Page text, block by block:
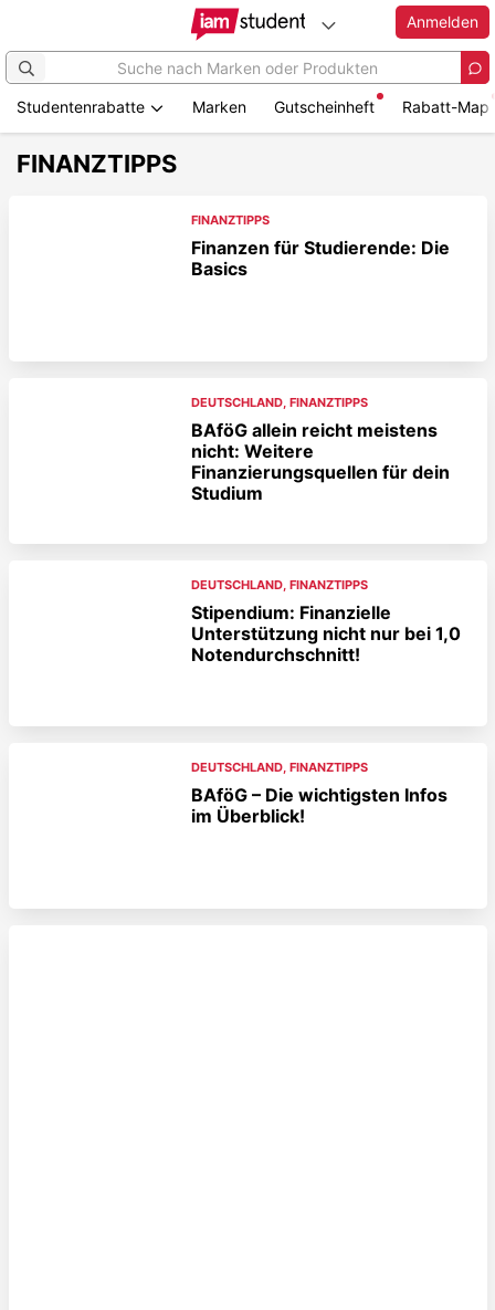
Anmelden
Studentenrabatte Marken Gutscheinheft Rabatt-Map
FINANZTIPPS
FINANZTIPPS
Finanzen für Studierende: Die
Basics
DEUTSCHLAND, FINANZTIPPS
BAföG allein reicht meistens
nicht: Weitere
Finanzierungsquellen für dein
Studium
DEUTSCHLAND, FINANZTIPPS
Stipendium: Finanzielle
Unterstützung nicht nur bei 1,0
Notendurchschnitt!
DEUTSCHLAND, FINANZTIPPS
BAföG – Die wichtigsten Infos
im Überblick!